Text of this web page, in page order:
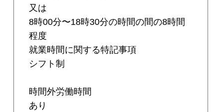
又は
8時00分〜18時30分の時間の間の8時間
程度
就業時間に関する特記事項
シフト制
時間外労働時間
あり